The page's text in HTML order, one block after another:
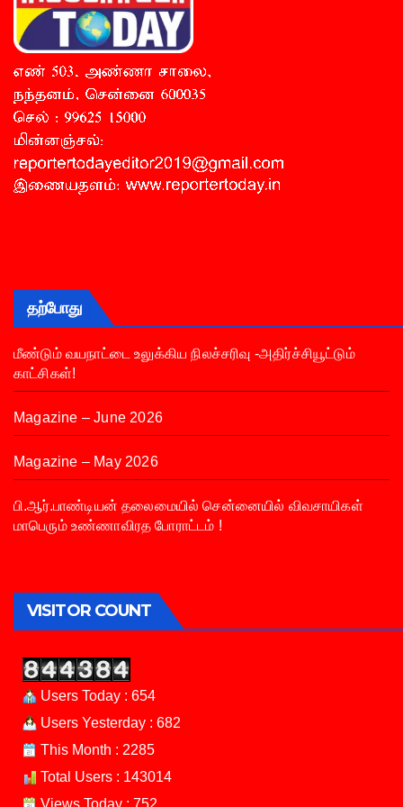
தற்போது
மீண்டும் வயநாட்டை உலுக்கிய நிலச்சரிவு -அதிர்ச்சியூட்டும்
காட்சிகள்!
Magazine – June 2026
Magazine – May 2026
பி.ஆர்.பாண்டியன் தலைமையில் சென்னையில் விவசாயிகள்
மாபெரும் உண்ணாவிரத போராட்டம் !
VISITOR COUNT
Users Today : 654
Users Yesterday : 682
This Month : 2285
Total Users : 143014
Views Today : 752